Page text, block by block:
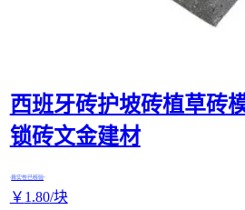
西班牙砖护坡砖植草砖
锁砖文金建材
真实性已核验
￥ 1 .80/块